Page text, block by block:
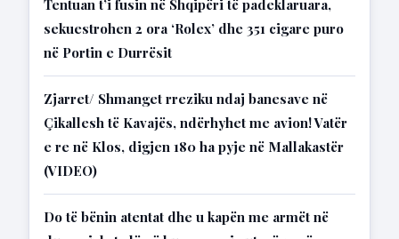
Tentuan t’i fusin në Shqipëri të padeklaruara,
sekuestrohen 2 ora ‘Rolex’ dhe 351 cigare puro
në Portin e Durrësit
Zjarret/ Shmanget rreziku ndaj banesave në
Çikallesh të Kavajës, ndërhyhet me avion! Vatër
e re në Klos, digjen 180 ha pyje në Mallakastër
(VIDEO)
Do të bënin atentat dhe u kapën me armët në